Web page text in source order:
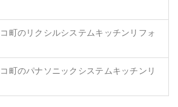
町のリクシルシステムキッチンリフォ
町のパナソニックシステムキッチンリ